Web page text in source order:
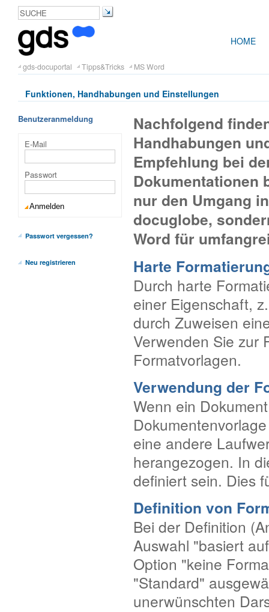
HOME
gds-docuportal Tipps&Tricks MS Word
Funktionen, Handhabungen und Einstellungen
Benutzeranmeldung
E-Mail
Passwort
Passwort vergessen?
Neu registrieren
Nachfolgend
Handhabungen
Empfehlung bei
Dokumentationen
nur den Umgang
docuglobe,
Word für
Harte
Durch harte
einer Eigenschaft,
durch Zuweisen
Verwenden Sie zur
Formatvorlagen.
Verwendung der
Wenn ein
eine andere
herangezogen. In
definiert sein. Dies
Definition von
Bei der Definition
Auswahl "basiert
Option "keine
"Standard"
unerwünschten